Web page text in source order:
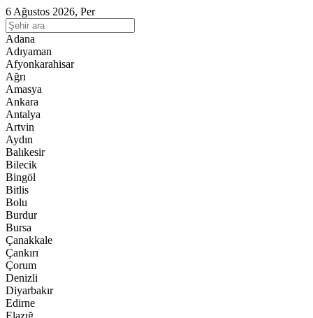
6 Ağustos 2026, Per
Adana
Adıyaman
Afyonkarahisar
Ağrı
Amasya
Ankara
Antalya
Artvin
Aydın
Balıkesir
Bilecik
Bingöl
Bitlis
Bolu
Burdur
Bursa
Çanakkale
Çankırı
Çorum
Denizli
Diyarbakır
Edirne
Elazığ